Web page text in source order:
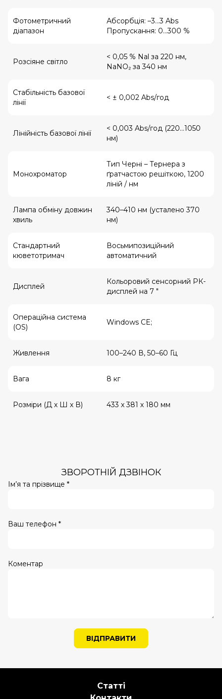
Фотометричний
діапазон
Абсорбція: –3...3 Abs
Пропускання: 0...300 %
Розсіяне світло
< 0,05 % Nal за 220 нм,
NaNO₂ за 340 нм
Стабільність базової
лінії
< ± 0,002 Abs/год
Лінійність базової лінії
< 0,003 Abs/год (220...1050
нм)
Монохроматор
Тип Черні – Тернера з
ґратчастою решіткою, 1200
ліній / нм
Лампа обміну довжин
хвиль
340–410 нм (усталено 370
нм)
Стандартний
кюветотримач
Восьмипозиційний
автоматичний
Дисплей
Кольоровий сенсорний РК-
дисплей на 7 ″
Операційна система
(OS)
Windows CE;
Живлення 100–240 В, 50–60 Гц
Вага 8 кг
Розміри (Д х Ш х В) 433 х 381 х 180 мм
ЗВОРОТНІЙ ДЗВІНОК
Ім’я та прізвище *
Ваш телефон *
Коментар
ВІДПРАВИТИ
Статті